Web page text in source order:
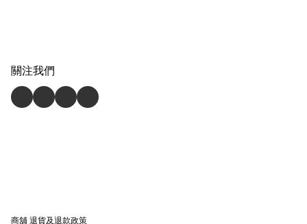
關注我們
商舖退貨及退款政策